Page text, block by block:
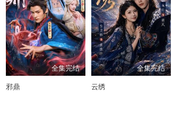
全集完结
邪鼎
全集完结
云绣